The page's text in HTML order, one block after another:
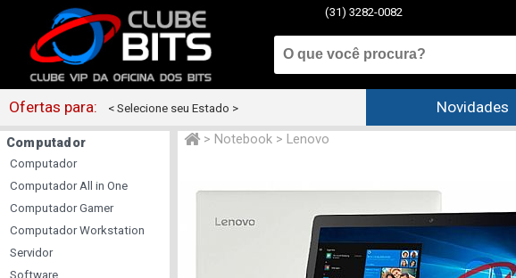
(31) 3282-0082
Ofertas para: < Selecione seu Estado > Novidades
Computador
Computador
Computador All in One
Computador Gamer
Computador Workstation
Servidor
Software
> Notebook > Lenovo